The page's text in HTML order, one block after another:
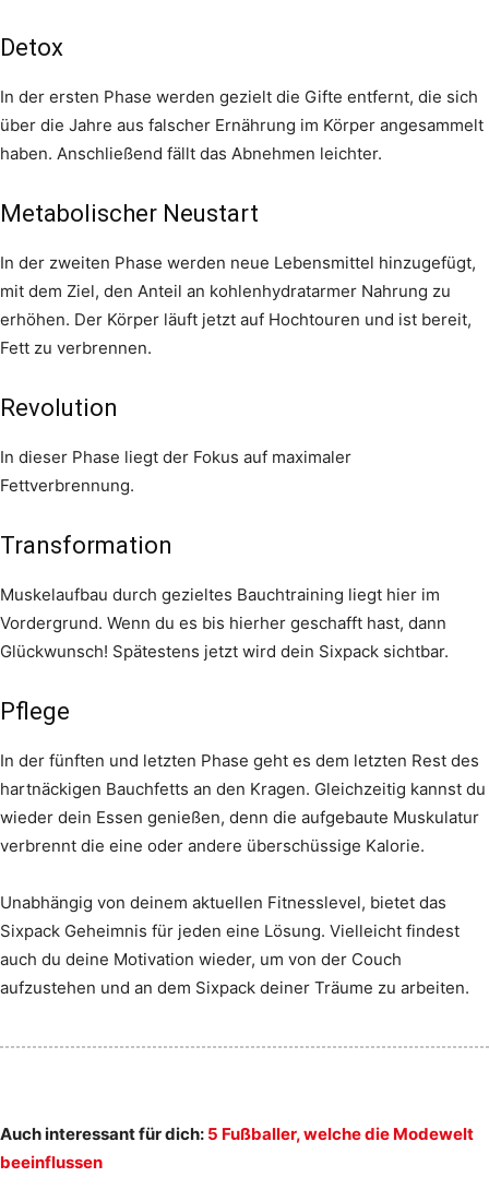
Detox
In der ersten Phase werden gezielt die Gifte entfernt, die sich
über die Jahre aus falscher Ernährung im Körper angesammelt
haben. Anschließend fällt das Abnehmen leichter.
Metabolischer Neustart
In der zweiten Phase werden neue Lebensmittel hinzugefügt,
mit dem Ziel, den Anteil an kohlenhydratarmer Nahrung zu
erhöhen. Der Körper läuft jetzt auf Hochtouren und ist bereit,
Fett zu verbrennen.
Revolution
In dieser Phase liegt der Fokus auf maximaler
Fettverbrennung.
Transformation
Muskelaufbau durch gezieltes Bauchtraining liegt hier im
Vordergrund. Wenn du es bis hierher geschafft hast, dann
Glückwunsch! Spätestens jetzt wird dein Sixpack sichtbar.
Pflege
In der fünften und letzten Phase geht es dem letzten Rest des
hartnäckigen Bauchfetts an den Kragen. Gleichzeitig kannst du
wieder dein Essen genießen, denn die aufgebaute Muskulatur
verbrennt die eine oder andere überschüssige Kalorie.
Unabhängig von deinem aktuellen Fitnesslevel, bietet das
Sixpack Geheimnis für jeden eine Lösung. Vielleicht findest
auch du deine Motivation wieder, um von der Couch
aufzustehen und an dem Sixpack deiner Träume zu arbeiten.
Auch interessant für dich: 5 Fußballer, welche die Modewelt
beeinflussen